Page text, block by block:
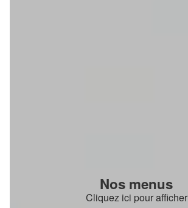
Nos menus
Cliquez ici pour afficher